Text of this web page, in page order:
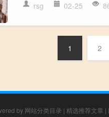
rsg 02-25
1 2
by 网站分类目录 | 精选推荐文章 |